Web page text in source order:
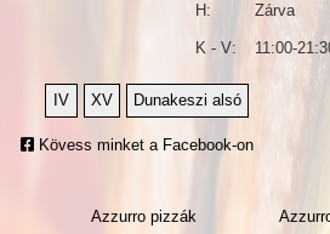
Zsófia
H: Zárva
K - V: 11:00-
IV XV Dunakeszi alsó
Kövess minket a Facebook-on
Azzurro pizzák